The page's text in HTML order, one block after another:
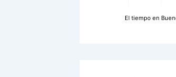
El tiempo en